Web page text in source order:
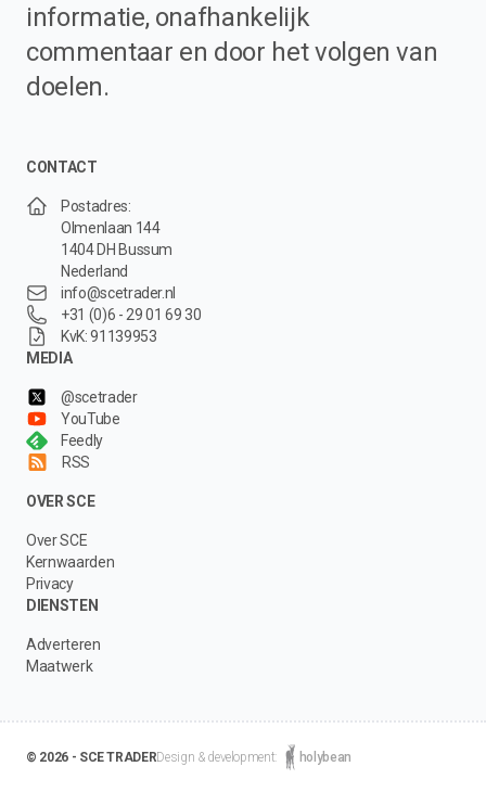
informatie, onafhankelijk
commentaar en door het volgen van
doelen.
CONTACT
Postadres:
Olmenlaan 144
1404 DH Bussum
Nederland
info@scetrader.nl
+31 (0)6 - 29 01 69 30
KvK: 91139953
MEDIA
@scetrader
YouTube
Feedly
RSS
OVER SCE
Over SCE
Kernwaarden
Privacy
DIENSTEN
Adverteren
Maatwerk
© 2026 - SCE TRADERDesign & development: holybean